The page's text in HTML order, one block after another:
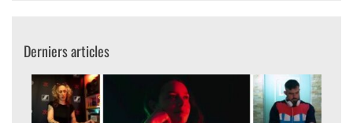
Derniers articles